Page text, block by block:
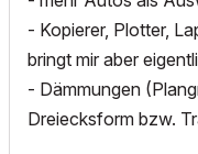
- Kopierer, Plotter,
bringt mir aber
- Dämmungen
Dreiecksform bzw.